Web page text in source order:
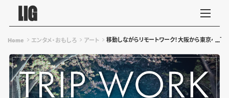
Home エンタメ・おもしろ アート 移動しながらリモートワーク！大阪から東京へ、